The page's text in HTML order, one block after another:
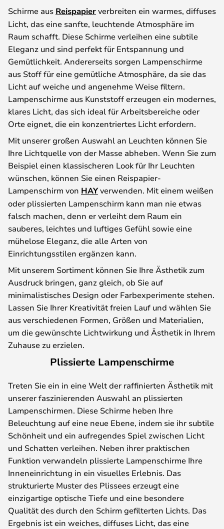
Schirme aus Reispapierverbreiten ein warmes, diffuses
Licht, das eine sanfte, leuchtende Atmosphäre im
Raum schafft. Diese Schirme verleihen eine subtile
Eleganz und sind perfekt für Entspannung und
Gemütlichkeit. Andererseits sorgen Lampenschirme
aus Stoff für eine gemütliche Atmosphäre, da sie das
Licht auf weiche und angenehme Weise filtern.
Lampenschirme aus Kunststoff erzeugen ein modernes,
klares Licht, das sich ideal für Arbeitsbereiche oder
Orte eignet, die ein konzentriertes Licht erfordern.
Mit unserer großen Auswahl an Leuchten können Sie
Ihre Lichtquelle von der Masse abheben. Wenn Sie zum
Beispiel einen klassischeren Look für Ihr Leuchten
wünschen, können Sie einen Reispapier-
Lampenschirm von HAYverwenden. Mit einem weißen
oder plissierten Lampenschirm kann man nie etwas
falsch machen, denn er verleiht dem Raum ein
sauberes, leichtes und luftiges Gefühl sowie eine
mühelose Eleganz, die alle Arten von
Einrichtungsstilen ergänzen kann.
Mit unserem Sortiment können Sie Ihre Ästhetik zum
Ausdruck bringen, ganz gleich, ob Sie auf
minimalistisches Design oder Farbexperimente stehen.
Lassen Sie Ihrer Kreativität freien Lauf und wählen Sie
aus verschiedenen Formen, Größen und Materialien,
um die gewünschte Lichtwirkung und Ästhetik in Ihrem
Zuhause zu erzielen.
Plissierte Lampenschirme
Treten Sie ein in eine Welt der raffinierten Ästhetik mit
unserer faszinierenden Auswahl an plissierten
Lampenschirmen. Diese Schirme heben Ihre
Beleuchtung auf eine neue Ebene, indem sie ihr subtile
Schönheit und ein aufregendes Spiel zwischen Licht
und Schatten verleihen. Neben ihrer praktischen
Funktion verwandeln plissierte Lampenschirme Ihre
Inneneinrichtung in ein visuelles Erlebnis. Das
strukturierte Muster des Plissees erzeugt eine
einzigartige optische Tiefe und eine besondere
Qualität des durch den Schirm gefilterten Lichts. Das
Ergebnis ist ein weiches, diffuses Licht, das eine